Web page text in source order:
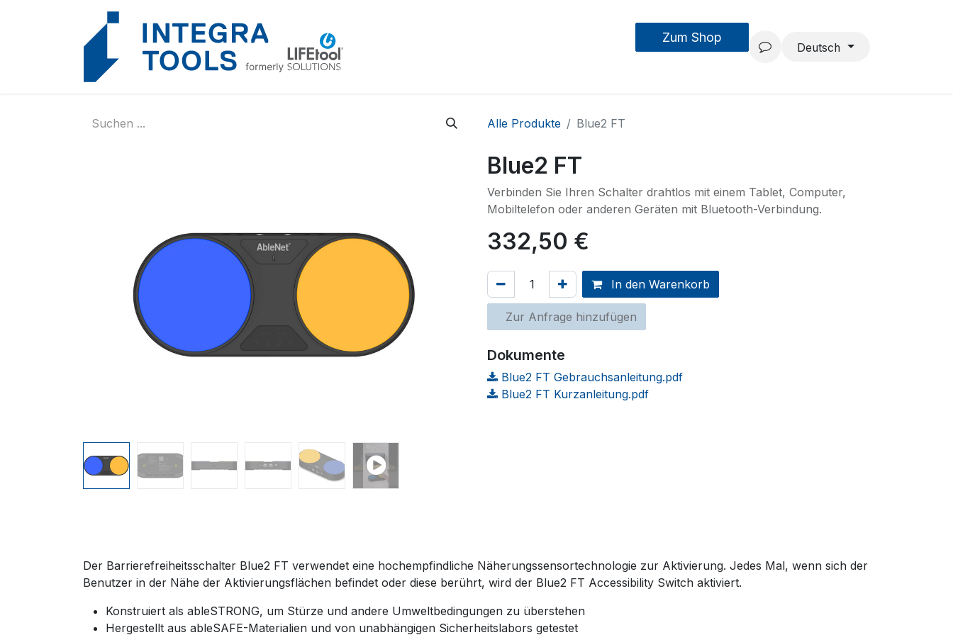
IntegraMouseAIR Forschung & Entwicklung
Zum Shop
Deutsch
Alle Produkte Blue2 FT
Blue2 FT
Verbinden Sie Ihren Schalter drahtlos mit einem Tablet, Computer,
Mobiltelefon oder anderen Geräten mit Bluetooth-Verbindung.
332,50 €
In den Warenkorb
Zur Anfrage hinzufügen
Dokumente
Blue2 FT Gebrauchsanleitung.pdf
Blue2 FT Kurzanleitung.pdf
Der Barrierefreiheitsschalter Blue2 FT verwendet eine hochempfindliche Näherungssensortechnologie zur Aktivierung. Jedes Mal, wenn sich der
Benutzer in der Nähe der Aktivierungsflächen befindet oder diese berührt, wird der Blue2 FT Accessibility Switch aktiviert.
Konstruiert als ableSTRONG, um Stürze und andere Umweltbedingungen zu überstehen
Hergestellt aus ableSAFE-Materialien und von unabhängigen Sicherheitslabors getestet
Cookie-Einstellungen